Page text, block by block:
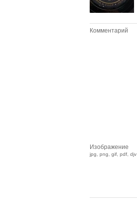
Комментарий
Изображение
jpg, png, gif, pdf, djv